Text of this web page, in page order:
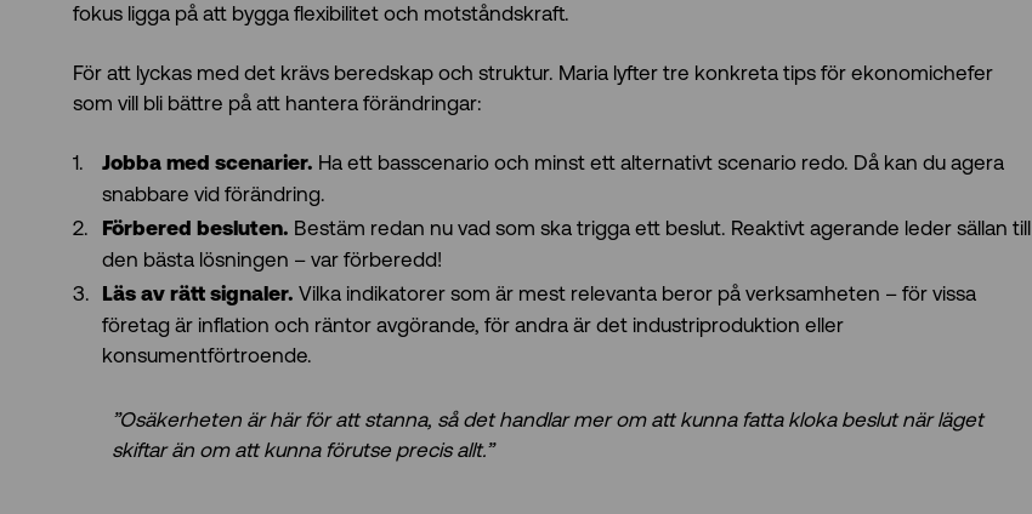
fokus ligga på att bygga flexibilitet och motståndskraft.
För att lyckas med det krävs beredskap och struktur. Maria lyfter tre konkreta tips för ekonomichefer
som vill bli bättre på att hantera förändringar:
Jobba med scenarier. Ha ett basscenario och minst ett alternativt scenario redo. Då kan du agera
snabbare vid förändring.
Förbered besluten. Bestäm redan nu vad som ska trigga ett beslut. Reaktivt agerande leder sällan till
den bästa lösningen – var förberedd!
Läs av rätt signaler. Vilka indikatorer som är mest relevanta beror på verksamheten – för vissa
företag är inflation och räntor avgörande, för andra är det industriproduktion eller
konsumentförtroende.
”Osäkerheten är här för att stanna, så det handlar mer om att kunna fatta kloka beslut när läget
skiftar än om att kunna förutse precis allt.”